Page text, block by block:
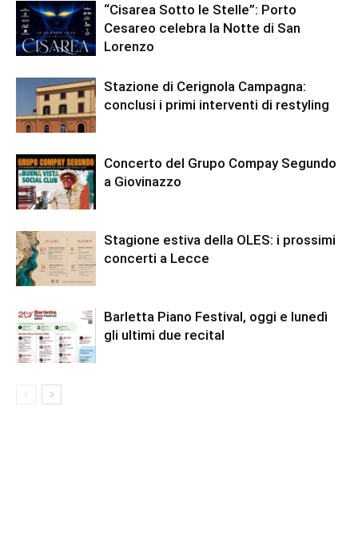
“Cisarea Sotto le Stelle”: Porto
Cesareo celebra la Notte di San
Lorenzo
Stazione di Cerignola Campagna:
conclusi i primi interventi di restyling
Concerto del Grupo Compay Segundo
a Giovinazzo
Stagione estiva della OLES: i prossimi
concerti a Lecce
Barletta Piano Festival, oggi e lunedì
gli ultimi due recital